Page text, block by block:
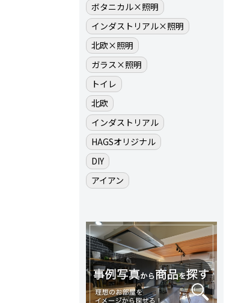
ボタニカル×照明
インダストリアル×照明
北欧×照明
ガラス×照明
トイレ
北欧
インダストリアル
HAGSオリジナル
DIY
アイアン